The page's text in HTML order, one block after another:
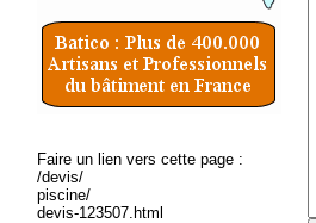
Faire un lien vers cette page :
/devis/
piscine/
devis-123507.html